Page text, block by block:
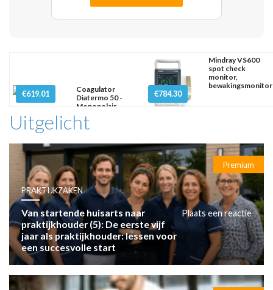
€619.01
Coagulator
Diatermo 50 -
Monopolair
€784.30
Mindray VS600
spot check
monitor,
bewakingsmonitor
Uitgelicht
Premium
PRAKTIJKZAKEN
Van startende huisarts naar
praktijkhouder (5): De eerste vijf
jaar als praktijkhouder: lessen voor
een succesvolle start
Plaats een reactie